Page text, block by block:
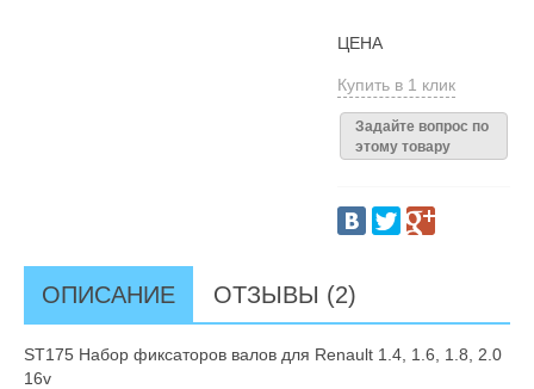
ЦЕНА
Купить в 1 клик
Задайте вопрос по
этому товару
ОПИСАНИЕ ОТЗЫВЫ (2)
ST175 Набор фиксаторов валов для Renault 1.4, 1.6, 1.8, 2.0
16v